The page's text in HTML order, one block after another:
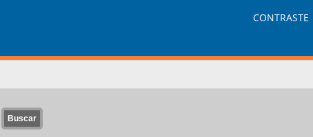
CONTRASTE